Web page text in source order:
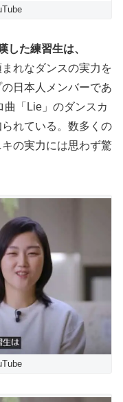
した練習生は、
れなダンスの実力を
日本人メンバーであ
曲「Lie」のダンスカ
れている。数多くの
の実力には思わず驚